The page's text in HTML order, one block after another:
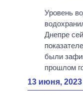
Уровень
Днепре
были
прошлом
13 июня, 2023